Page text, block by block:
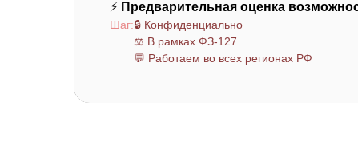
⚡ Предварительная оценка
Шаг:🔒 Конфиденциально
⚖️ В рамках ФЗ-127
💬 Работаем во всех регионах РФ